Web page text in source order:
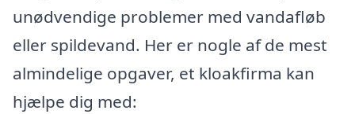
unødvendige problemer med vandafløb
eller spildevand. Her er nogle af de mest
almindelige opgaver, et kloakfirma kan
hjælpe dig med: